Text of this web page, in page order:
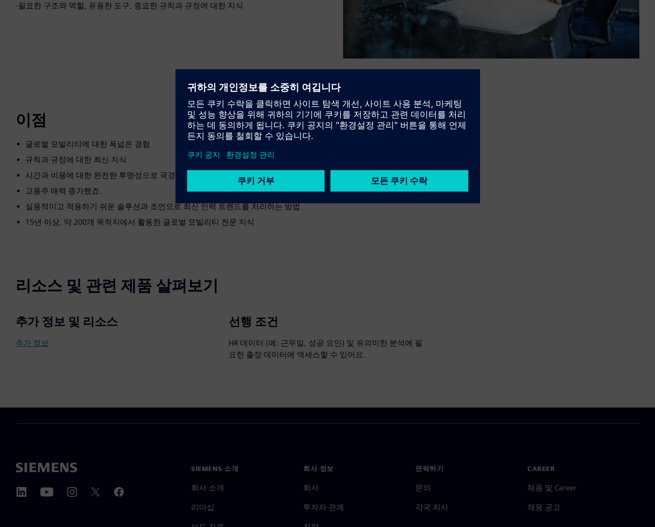
-필요한 구조와 역할, 유용한 도구, 중요한 규칙과 규정에 대한 지식
이점
글로벌 모빌리티에 대한 폭넓은 경험
규칙과 규정에 대한 최신 지식
시간과 비용에 대한 완전한 투명성으로 국경 간 이동성을 가속화하는 현실 확인 솔루션이에요.
고용주 매력 증가했죠.
실용적이고 적용하기 쉬운 솔루션과 조언으로 최신 인력 트렌드를 처리하는 방법
15년 이상, 약 200개 목적지에서 활동한 글로벌 모빌리티 전문 지식
리소스 및 관련 제품 살펴보기
추가 정보 및 리소스
추가 정보
선행 조건
HR 데이터 (예: 근무일, 성공 요인) 및 유의미한 분석에 필
요한 출장 데이터에 액세스할 수 있어요.
SIEMENS 소개
회사 소개
리더십
회사 정보
회사
투자자 관계
연락하기
문의
각국 지사
CAREER
채용 및 Career
채용 공고